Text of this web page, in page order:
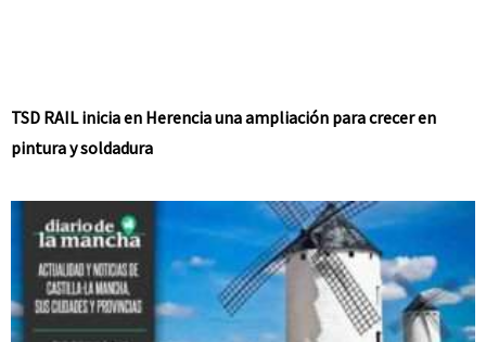
TSD RAIL inicia en Herencia una ampliación para crecer en
pintura y soldadura